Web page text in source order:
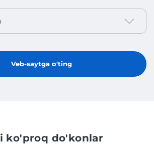
Veb-saytga o'ting
ko'proq do'konlar